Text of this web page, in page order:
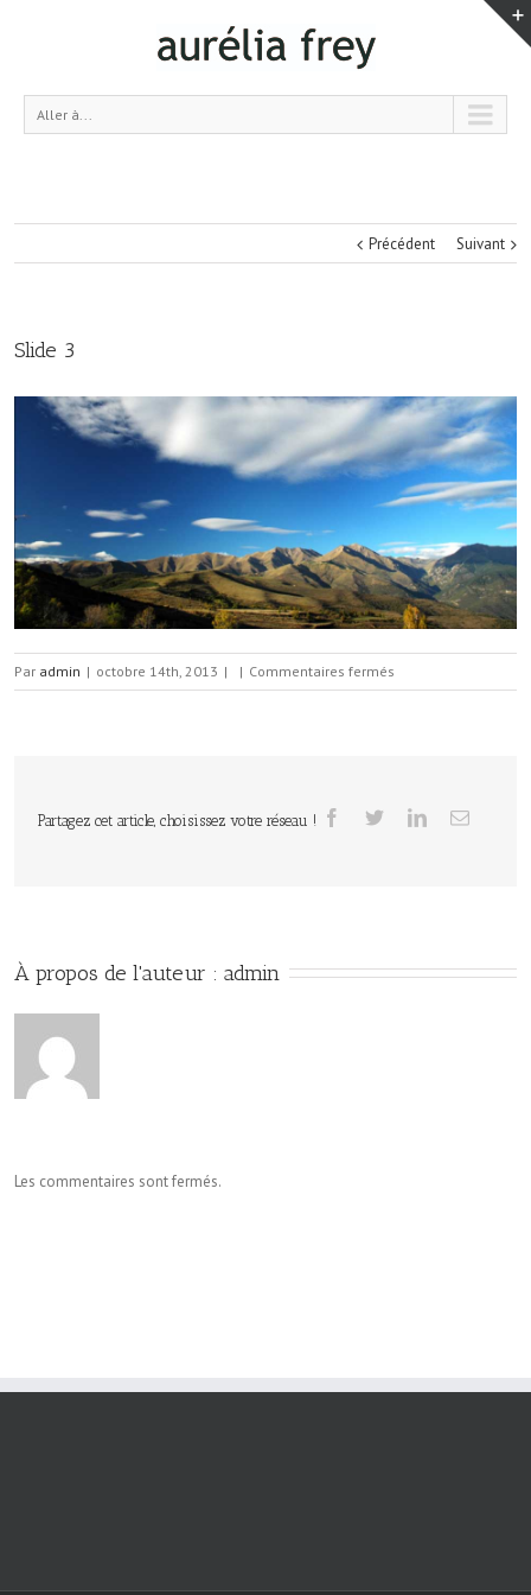
Aller à...
Précédent Suivant
Slide 3
Par admin | octobre 14th, 2013 | | Commentaires fermés
Slide
Partagez cet article, choisissez votre réseau !
À propos de l'auteur : admin
Les commentaires sont fermés.